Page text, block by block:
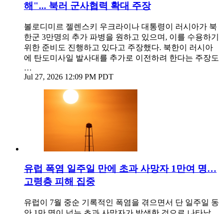
해"... 북러 군사협력 확대 주장
볼로디미르 젤렌스키 우크라이나 대통령이 러시아가 북
한군 3만명의 추가 파병을 원하고 있으며, 이를 수용하기
위한 준비도 진행하고 있다고 주장했다. 북한이 러시아
에 탄도미사일 발사대를 추가로 이전하려 한다는 주장도
…
Jul 27, 2026 12:09 PM PDT
유럽 폭염 일주일 만에 초과 사망자 1만여 명…
고령층 피해 집중
유럽이 7월 중순 기록적인 폭염을 겪으면서 단 일주일 동